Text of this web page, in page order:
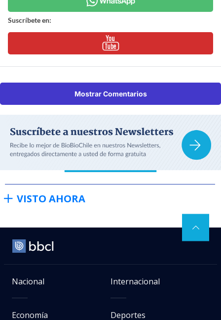
Suscríbete en:
Mostrar Comentarios
VISTO AHORA
Nacional Internacional
Economía Deportes